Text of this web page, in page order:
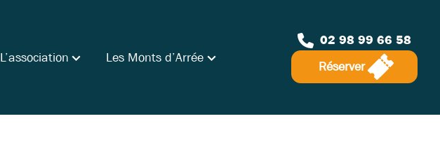
L’association Les Monts d’Arrée
02 98 99 66 58
Réserver